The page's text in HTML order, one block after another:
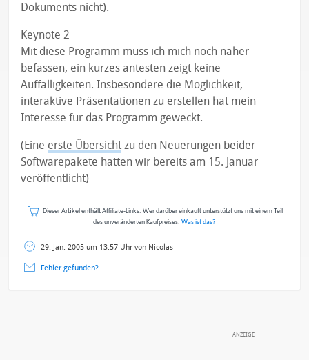
Dokuments nicht).
Keynote 2
Mit diese Programm muss ich mich noch näher
befassen, ein kurzes antesten zeigt keine
Auffälligkeiten. Insbesondere die Möglichkeit,
interaktive Präsentationen zu erstellen hat mein
Interesse für das Programm geweckt.
(Eine erste Übersicht zu den Neuerungen beider
Softwarepakete hatten wir bereits am 15. Januar
veröffentlicht)
Dieser Artikel enthält Affiliate-Links. Wer darüber einkauft unterstützt uns mit einem Teil
des unveränderten Kaufpreises. Was ist das?
29. Jan. 2005 um 13:57 Uhr von Nicolas
Fehler gefunden?